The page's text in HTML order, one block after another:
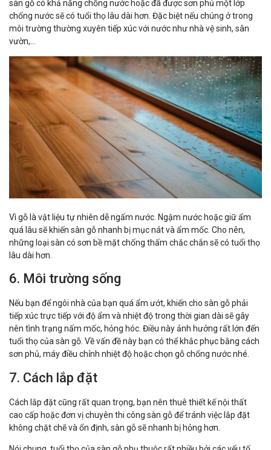
sàn gỗ có khả năng chống nước hoặc đã được sơn phủ một lớp
chống nước sẽ có tuổi thọ lâu dài hơn. Đặc biệt nếu chúng ở trong
môi trường thường xuyên tiếp xúc với nước như nhà vệ sinh, sân
vườn,...
Vì gỗ là vật liệu tự nhiên dễ ngấm nước. Ngậm nước hoặc giữ ẩm
quá lâu sẽ khiến sàn gỗ nhanh bị mục nát và ẩm mốc. Cho nên,
những loại sàn có sơn bề mặt chống thấm chắc chắn sẽ có tuổi thọ
lâu dài hơn.
6. Môi trường sống
Nếu bạn để ngôi nhà của bạn quá ẩm ướt, khiến cho sàn gỗ phải
tiếp xúc trực tiếp với độ ẩm và nhiệt độ trong thời gian dài sẽ gây
nên tình trạng nấm mốc, hỏng hóc. Điều này ảnh hưởng rất lớn đến
tuổi thọ của sàn gỗ. Về vấn đề này bạn có thể khắc phục bằng cách
sơn phủ, máy điều chỉnh nhiệt độ hoặc chọn gỗ chống nước nhé.
7. Cách lắp đặt
Cách lắp đặt cũng rất quan trọng, bạn nên thuê thiết kế nội thất
cao cấp hoặc đơn vị chuyên thi công sàn gỗ để tránh việc lắp đặt
không chặt chẽ và ổn định, sàn gỗ sẽ nhanh bị hỏng hơn.